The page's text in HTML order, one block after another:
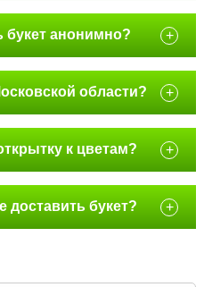
букет анонимно? +
области? +
к цветам? +
доставить букет? +